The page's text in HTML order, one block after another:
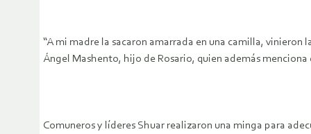
“A mi madre la sacaron amarrada en una camilla, vinieron
Ángel Mashento, hijo de Rosario, quien además menciona
Comuneros y líderes Shuar realizaron una minga para